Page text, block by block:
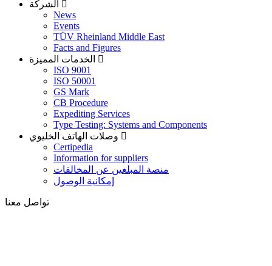
News
Events
TÜV Rheinland Middle East
Facts and Figures
ISO 9001
ISO 50001
GS Mark
CB Procedure
Expediting Services
Type Testing: Systems and Components
Certipedia
Information for suppliers
منصة المبلغين عن المخالفات
إمكانية الوصول
تواصل معنا